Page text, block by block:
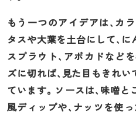
もう一つのアイデアは、カ
タスや大葉を土台にして、に
スプラウト、アボカドなど
ズに切れば、見た目もきれ
ています。ソースは、味噌
風ディップや、ナッツを使